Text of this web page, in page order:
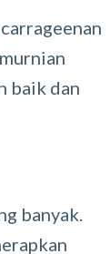
baik dan
banyak.